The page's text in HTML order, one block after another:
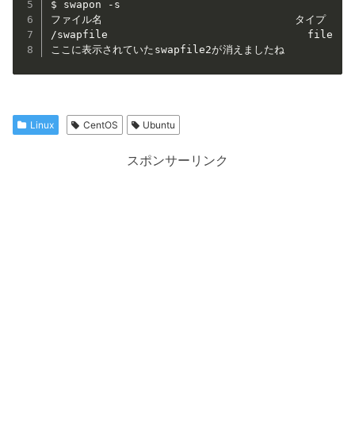
$ swapon -s
ファイル名                              タイプ
/swapfile                               file
ここに表示されていたswapfile2が消えましたね
Linux CentOS Ubuntu
スポンサーリンク